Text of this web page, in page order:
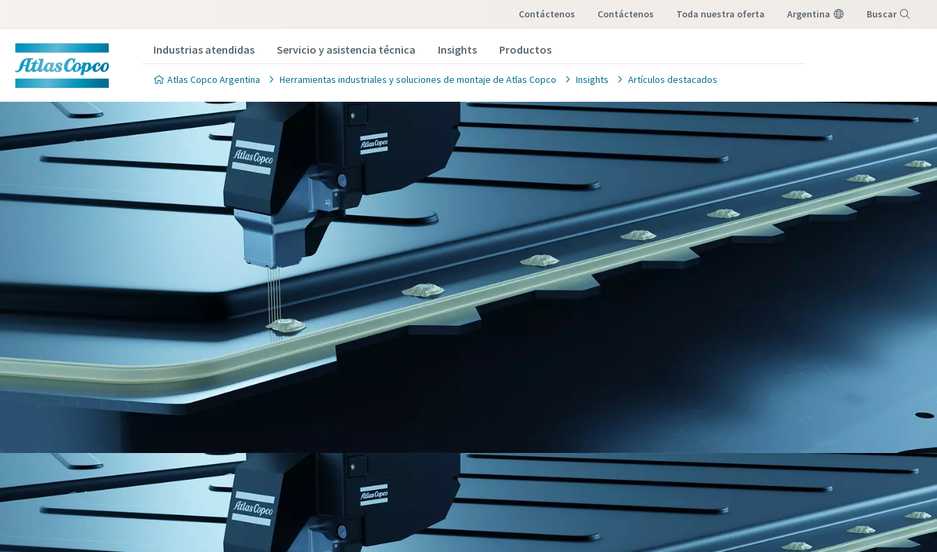
Contáctenos contáctenos toda nuestra oferta Argentina Buscar
Industrias atendidas Servicio y asistencia técnica Insights Productos
Atlas Copco Argentina Herramientas industriales y soluciones de montaje de Atlas Copco Insights Artículos destacados